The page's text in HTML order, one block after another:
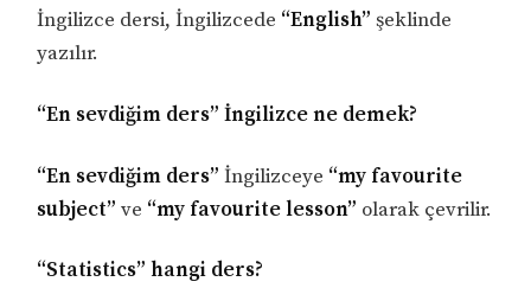
İngilizce dersi, İngilizcede “English” şeklinde
yazılır.
“En sevdiğim ders” İngilizce ne demek?
“En sevdiğim ders” İngilizceye “my favourite
subject” ve “my favourite lesson” olarak çevrilir.
“Statistics” hangi ders?